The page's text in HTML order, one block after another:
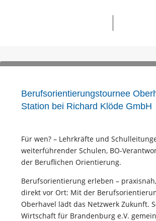
Berufsorientierungstournee
Station bei Richard Klöde GmbH
Für wen? – Lehrkräfte und
weiterführender Schulen, BO-
der Beruflichen Orientierung.
Berufsorientierung erleben –
direkt vor Ort: Mit der
Oberhavel lädt das Netzwerk Zukunft.
Wirtschaft für Brandenburg e.V.